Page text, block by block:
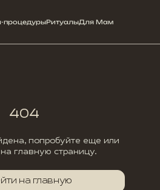
процедурыРитуалыДля Мам
процедурыРитуалыДля Мам
404
попробуйте еще или
главную страницу.
на главную